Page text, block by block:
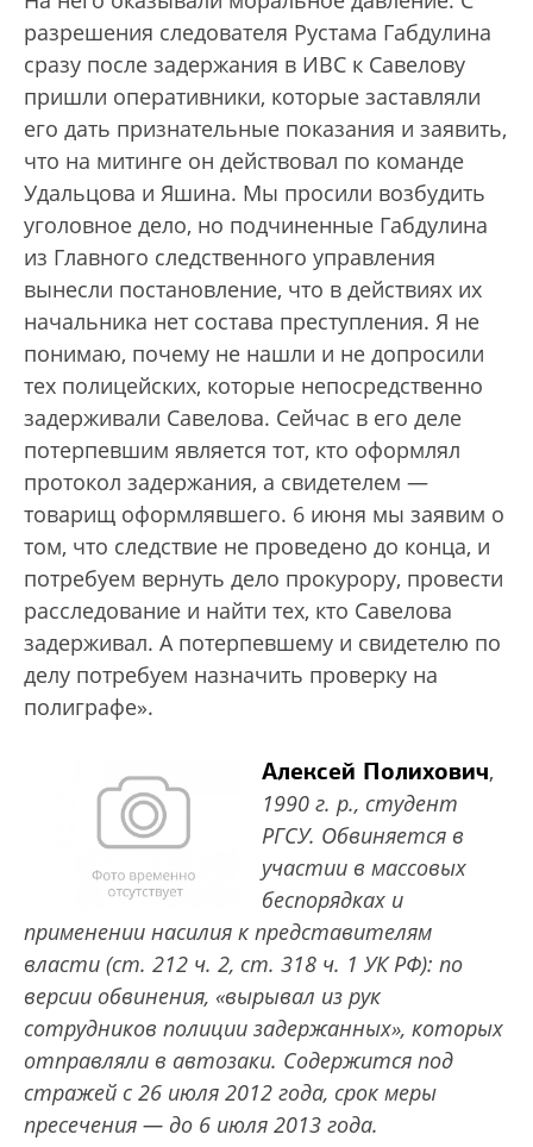
разрешения следователя Рустама Габдулина
сразу после задержания в ИВС к Савелову
пришли оперативники, которые заставляли
его дать признательные показания и заявить,
что на митинге он действовал по команде
Удальцова и Яшина. Мы просили возбудить
уголовное дело, но подчиненные Габдулина
из Главного следственного управления
вынесли постановление, что в действиях их
начальника нет состава преступления. Я не
понимаю, почему не нашли и не допросили
тех полицейских, которые непосредственно
задерживали Савелова. Сейчас в его деле
потерпевшим является тот, кто оформлял
протокол задержания, а свидетелем —
товарищ оформлявшего. 6 июня мы заявим о
том, что следствие не проведено до конца, и
потребуем вернуть дело прокурору, провести
расследование и найти тех, кто Савелова
задерживал. А потерпевшему и свидетелю по
делу потребуем назначить проверку на
полиграфе».
Алексей Полихович,
1990 г. р., студент
РГСУ. Обвиняется в
участии в массовых
беспорядках и
применении насилия к представителям
власти (ст. 212 ч. 2, ст. 318 ч. 1 УК РФ): по
версии обвинения, «вырывал из рук
сотрудников полиции задержанных», которых
отправляли в автозаки. Содержится под
стражей с 26 июля 2012 года, срок меры
пресечения — до 6 июля 2013 года.